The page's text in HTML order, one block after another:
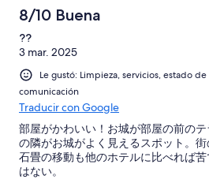
8/10 Buena
??
3 mar. 2025
Le gustó: Limpieza, servicios, estado
comunicación
Traducir con Google
部屋がかわいい！お城が部屋の前の
の隣がお城がよく見えるスポット。街
石畳の移動も他のホテルに比べれば
はない。